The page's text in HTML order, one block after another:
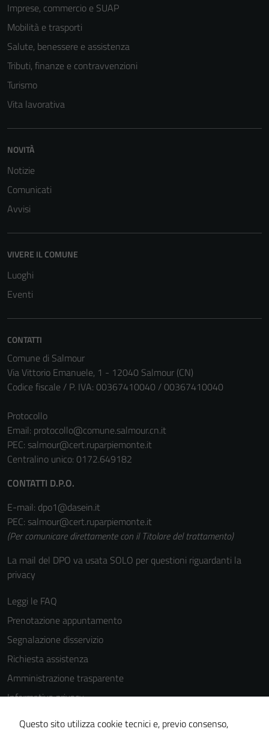
Imprese, commercio e SUAP
Mobilità e trasporti
Salute, benessere e assistenza
Tributi, finanze e contravvenzioni
Turismo
Vita lavorativa
NOVITÀ
Notizie
Comunicati
Avvisi
VIVERE IL COMUNE
Luoghi
Eventi
CONTATTI
Comune di Salmour
Via Vittorio Emanuele, 1 - 12040 Salmour (CN)
Codice fiscale / P. IVA: 00367410040 / 00367410040
Protocollo
Email: protocollo@comune.salmour.cn.it
PEC: salmour@cert.ruparpiemonte.it
Centralino unico: 0172.649182
CONTATTI D.P.O.
E-mail: dpo1@dasein.it
PEC: salmour@cert.ruparpiemonte.it
(Per comunicare direttamente con il Titolare del trattamento)
La mail del DPO va usata SOLO per questioni riguardanti la
privacy
Leggi le FAQ
Prenotazione appuntamento
Segnalazione disservizio
Richiesta assistenza
Amministrazione trasparente
Informativa privacy
Cookie Policy
Questo sito utilizza cookie tecnici e, previo consenso,